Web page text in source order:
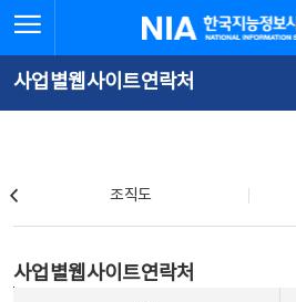
문
로
가
체
뉴
바
가
한국지능정보사회진흥원
사업별웹사이트연락처
조직도
사업별웹사이트연락처